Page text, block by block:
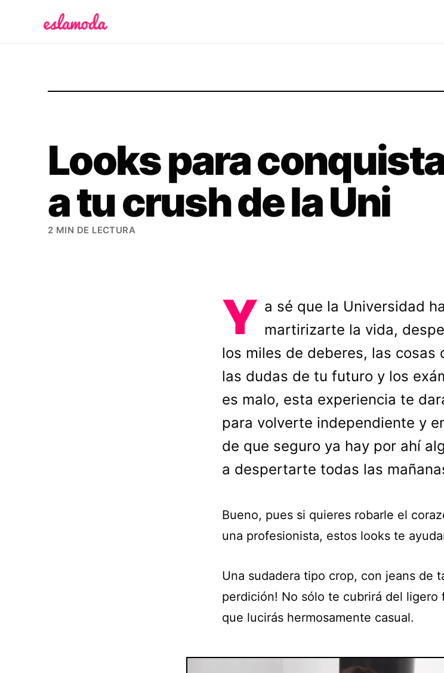
Looks para
a tu crush de la Uni
2 MIN DE LECTURA
Y a sé que la Universidad
martirizarte la vida,
los miles de deberes, las cosas
las dudas de tu futuro y los
es malo, esta experiencia te
para volverte independiente y
de que seguro ya hay por ahí
a despertarte todas las
Bueno, pues si quieres robarle el
una profesionista, estos looks te
Una sudadera tipo crop, con jeans de
perdición! No sólo te cubrirá del ligero
que lucirás hermosamente casual.